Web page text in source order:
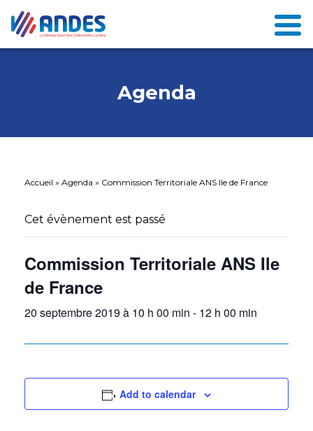
Agenda
Accueil » Agenda » Commission Territoriale ANS Ile de France
Cet évènement est passé
Commission Territoriale ANS Ile
de France
20 septembre 2019 à 10 h 00 min - 12 h 00 min
Add to calendar